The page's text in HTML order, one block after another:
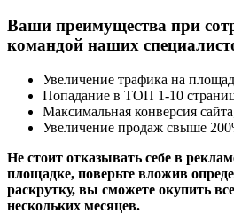
Ваши преимущества при
командой наших
Увеличение трафика на
Попадание в ТОП 1-10
Максимальная конверсия
Увеличение продаж свыше
Не стоит отказывать себе в
площадке, поверьте вложив
раскрутку, вы сможете окупить
нескольких месяцев.